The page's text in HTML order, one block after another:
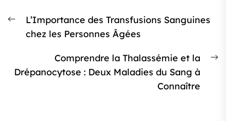
de
l’article
Article
précédent
L’Importance des Transfusions Sanguines
chez les Personnes Âgées
Comprendre la Thalassémie et la
Drépanocytose : Deux Maladies du Sang à
Connaître